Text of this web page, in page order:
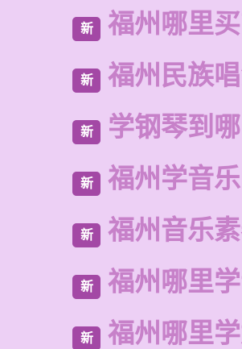
新 福州哪里
新 福州民族唱
新 学钢琴到哪
新 福州学音
新 福州音乐
新 福州哪里
新 福州哪里